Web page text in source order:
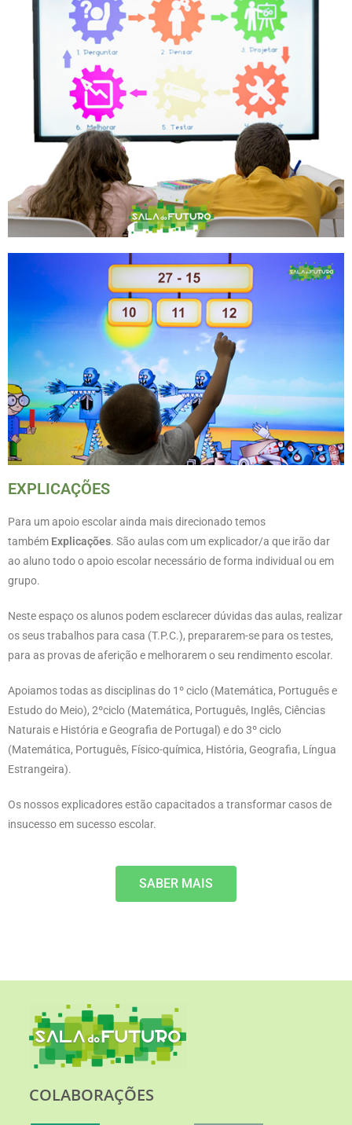
EXPLICAÇÕES
Para um apoio escolar ainda mais direcionado temos
também Explicações. São aulas com um explicador/a que irão dar
ao aluno todo o apoio escolar necessário de forma individual ou em
grupo.
Neste espaço os alunos podem esclarecer dúvidas das aulas, realizar
os seus trabalhos para casa (T.P.C.), prepararem-se para os testes,
para as provas de aferição e melhorarem o seu rendimento escolar.
Apoiamos todas as disciplinas do 1º ciclo (Matemática, Português e
Estudo do Meio), 2ºciclo (Matemática, Português, Inglês, Ciências
Naturais e História e Geografia de Portugal) e do 3º ciclo
(Matemática, Português, Físico-química, História, Geografia, Língua
Estrangeira).
Os nossos explicadores estão capacitados a transformar casos de
insucesso em sucesso escolar.
SABER MAIS
COLABORAÇÕES